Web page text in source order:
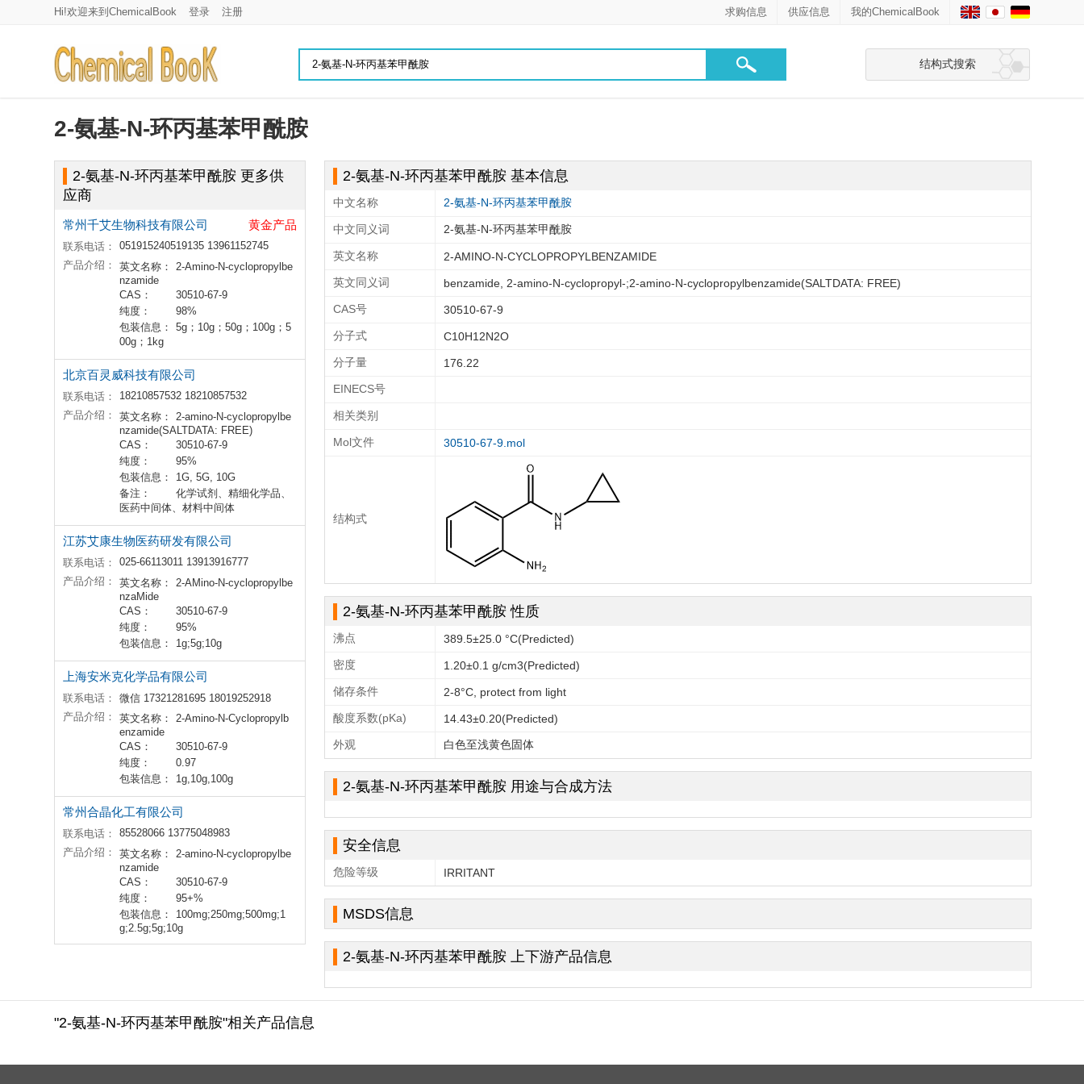
Hi!欢迎来到ChemicalBook 登录 注册 我的ChemicalBook
供应信息
求购信息
结构式搜索
2-氨基-N-环丙基苯甲酰胺
2-氨基-N-环丙基苯甲酰胺 更多供
应商
常州千艾生物科技有限公司 黄金产品
联系电话：
051915240519135 13961152745
产品介绍：
英文名称：
2-Amino-N-cyclopropylbe
nzamide
CAS：
30510-67-9
纯度：
98%
包装信息：
5g；10g；50g；100g；5
00g；1kg
北京百灵威科技有限公司
联系电话：
18210857532 18210857532
产品介绍：
英文名称：
2-amino-N-cyclopropylbe
nzamide(SALTDATA: FREE)
CAS：
30510-67-9
纯度：
95%
包装信息：
1G, 5G, 10G
备注：
化学试剂、精细化学品、
医药中间体、材料中间体
江苏艾康生物医药研发有限公司
联系电话：
025-66113011 13913916777
产品介绍：
英文名称：
2-AMino-N-cyclopropylbe
nzaMide
CAS：
30510-67-9
纯度：
95%
包装信息：
1g;5g;10g
上海安米克化学品有限公司
联系电话：
微信 17321281695 18019252918
产品介绍：
英文名称：
2-Amino-N-Cyclopropylb
enzamide
CAS：
30510-67-9
纯度：
0.97
包装信息：
1g,10g,100g
常州合晶化工有限公司
联系电话：
85528066 13775048983
产品介绍：
英文名称：
2-amino-N-cyclopropylbe
nzamide
CAS：
30510-67-9
纯度：
95+%
包装信息：
100mg;250mg;500mg;1
g;2.5g;5g;10g
2-氨基-N-环丙基苯甲酰胺 基本信息
中文名称 2-氨基-N-环丙基苯甲酰胺
中文同义词 2-氨基-N-环丙基苯甲酰胺
英文名称
2-AMINO-N-CYCLOPROPYLBENZAMIDE
英文同义词
benzamide, 2-amino-N-cyclopropyl-;2-amino-N-cyclopropylbenzamide(SALTDATA: FREE)
CAS号
30510-67-9
分子式
C10H12N2O
分子量
176.22
EINECS号
相关类别
Mol文件 30510-67-9.mol
结构式
2-氨基-N-环丙基苯甲酰胺 性质
沸点
389.5±25.0 °C(Predicted)
密度
1.20±0.1 g/cm3(Predicted)
储存条件
2-8°C, protect from light
酸度系数(pKa)
14.43±0.20(Predicted)
外观
白色至浅黄色固体
2-氨基-N-环丙基苯甲酰胺 用途与合成方法
安全信息
危险等级 IRRITANT
MSDS信息
2-氨基-N-环丙基苯甲酰胺 上下游产品信息
"2-氨基-N-环丙基苯甲酰胺"相关产品信息